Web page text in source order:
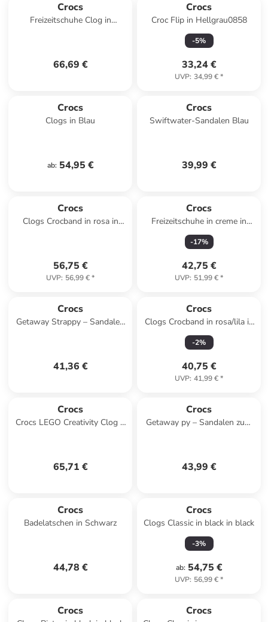
Crocs
Freizeitschuhe Clog in
66,69 €
Crocs
Croc Flip in Hellgrau0858
-5%
33,24 €
UVP: 34,99 €*
Crocs
Clogs in Blau
ab: 54,95 €
Crocs
Swiftwater-Sandalen Blau
39,99 €
Crocs
Clogs Crocband in rosa in
56,75 €
UVP: 56,99 €*
Crocs
Freizeitschuhe in creme in
creme
-17%
42,75 €
UVP: 51,99 €*
Crocs
Getaway Strappy – Sandalen
41,36 €
Crocs
Clogs Crocband in rosa/lila in
rosa/lila
-2%
40,75 €
UVP: 41,99 €*
Crocs
Crocs LEGO Creativity Clog K
65,71 €
Crocs
Getaway py – Sandalen zum
43,99 €
Crocs
Badelatschen in Schwarz
44,78 €
Crocs
Clogs Classic in black in black
-3%
ab: 54,75 €
UVP: 56,99 €*
Crocs Crocs